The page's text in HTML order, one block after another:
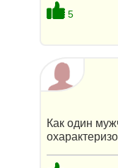
5
Как один